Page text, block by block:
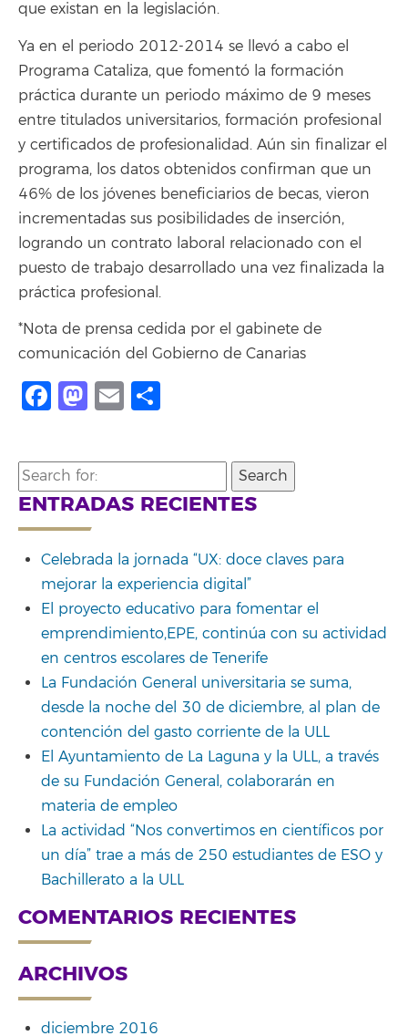
que existan en la legislación.
Ya en el periodo 2012-2014 se llevó a cabo el
Programa Cataliza, que fomentó la formación
práctica durante un periodo máximo de 9 meses
entre titulados universitarios, formación profesional
y certificados de profesionalidad. Aún sin finalizar el
programa, los datos obtenidos confirman que un
46% de los jóvenes beneficiarios de becas, vieron
incrementadas sus posibilidades de inserción,
logrando un contrato laboral relacionado con el
puesto de trabajo desarrollado una vez finalizada la
práctica profesional.
*Nota de prensa cedida por el gabinete de
comunicación del Gobierno de Canarias
Facebook
Mastodon
Email
Search
for:
ENTRADAS RECIENTES
Celebrada la jornada “UX: doce claves para
mejorar la experiencia digital”
El proyecto educativo para fomentar el
emprendimiento,EPE, continúa con su actividad
en centros escolares de Tenerife
La Fundación General universitaria se suma,
desde la noche del 30 de diciembre, al plan de
contención del gasto corriente de la ULL
El Ayuntamiento de La Laguna y la ULL, a través
de su Fundación General, colaborarán en
materia de empleo
La actividad “Nos convertimos en científicos por
un día” trae a más de 250 estudiantes de ESO y
Bachillerato a la ULL
COMENTARIOS RECIENTES
ARCHIVOS
diciembre 2016